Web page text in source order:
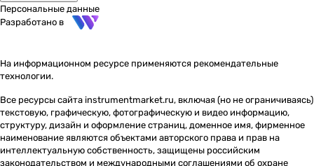
Персональные данные
Разработано в
На информационном ресурсе применяются рекомендательные
технологии.
Все ресурсы сайта instrumentmarket.ru, включая (но не ограничиваясь)
текстовую, графическую, фотографическую и видео информацию,
структуру, дизайн и оформление страниц, доменное имя, фирменное
наименование являются объектами авторского права и прав на
интеллектуальную собственность, защищены российским
законодательством и международными соглашениями об охране